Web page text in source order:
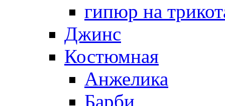
гипюр на
Джинс
Костюмная
Анжелика
Барби